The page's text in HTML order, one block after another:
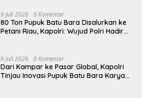
9 Juli 2026 0 Komentar
80 Ton Pupuk Batu Bara Disalurkan ke
Petani Riau, Kapolri: Wujud Polri Hadir
9 Juli 2026 0 Komentar
Dari Kampar ke Pasar Global, Kapolri
Tinjau Inovasi Pupuk Batu Bara Karya